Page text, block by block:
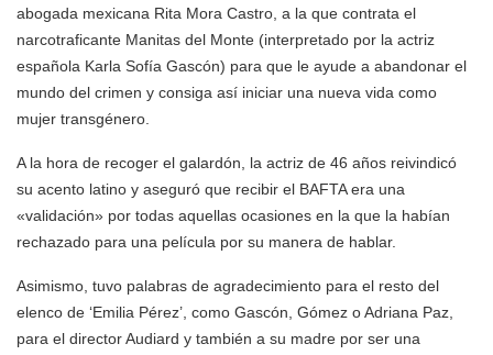
abogada mexicana Rita Mora Castro, a la que contrata el
narcotraficante Manitas del Monte (interpretado por la actriz
española Karla Sofía Gascón) para que le ayude a abandonar el
mundo del crimen y consiga así iniciar una nueva vida como
mujer transgénero.
A la hora de recoger el galardón, la actriz de 46 años reivindicó
su acento latino y aseguró que recibir el BAFTA era una
«validación» por todas aquellas ocasiones en la que la habían
rechazado para una película por su manera de hablar.
Asimismo, tuvo palabras de agradecimiento para el resto del
elenco de ‘Emilia Pérez’, como Gascón, Gómez o Adriana Paz,
para el director Audiard y también a su madre por ser una